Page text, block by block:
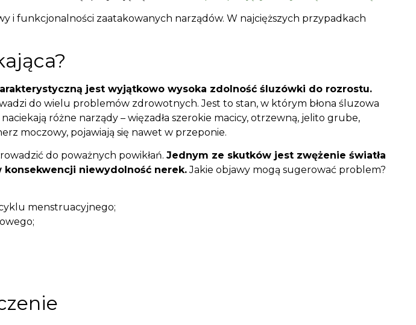
i funkcjonalności zaatakowanych narządów. W najcięższych przypadkach
jest wyjątkowo wysoka zdolność śluzówki do rozrostu.
do wielu problemów zdrowotnych. Jest to stan, w którym błona śluzowa
różne narządy – więzadła szerokie macicy, otrzewną, jelito grube,
moczowy, pojawiają się nawet w przeponie.
do poważnych powikłań. Jednym ze skutków jest zwężenie światła
niewydolność nerek.Jakie objawy mogą sugerować problem?
menstruacyjnego;